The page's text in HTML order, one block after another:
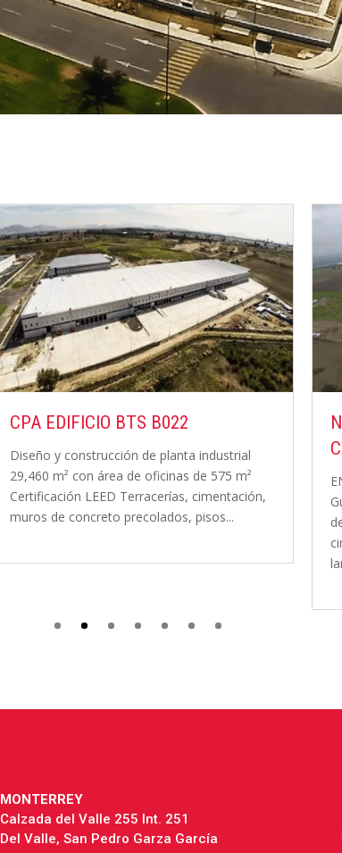
NAVE REFRIGERADA DRISCOLLS
CD. GUZMÁN
ENERO 2014 OCTUBRE 2014 LugarCiudad
Guzmán, JaliscoCliente Diseño y construcción
de nave industrial refrigerada Terracerías,
lamina...
MONTERREY
Calzada del Valle 255 Int. 251
Del Valle, San Pedro Garza García